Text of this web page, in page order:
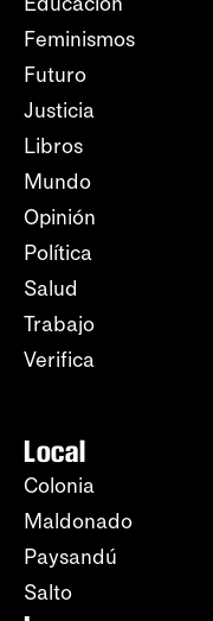
Feminismos
Futuro
Justicia
Libros
Mundo
Opinión
Política
Salud
Trabajo
Verifica
Local
Colonia
Maldonado
Paysandú
Salto